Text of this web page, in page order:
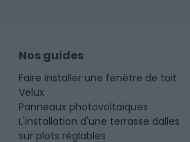
Nos guides
Faire installer une fenêtre de toit
Velux
Panneaux photovoltaïques
L'installation d'une terrasse dalles
sur plots réglables